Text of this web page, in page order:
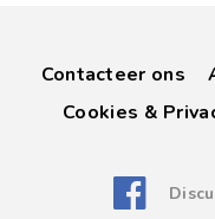
Contacteer ons
Cookies &